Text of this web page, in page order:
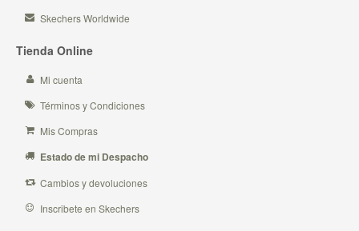
Skechers Worldwide
Tienda Online
Mi cuenta
Términos y Condiciones
Mis Compras
Estado de mi Despacho
Cambios y devoluciones
Inscribete en Skechers